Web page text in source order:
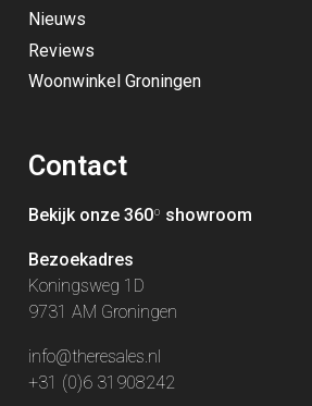
Nieuws
Reviews
Woonwinkel Groningen
Contact
Bekijk onze 360º showroom
Bezoekadres
Koningsweg 1D
9731 AM Groningen
info@theresales.nl
+31 (0)6 31908242